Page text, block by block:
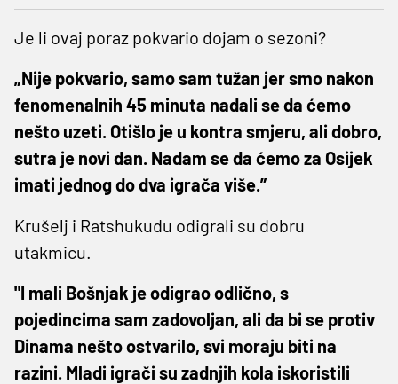
Je li ovaj poraz pokvario dojam o sezoni?
„Nije pokvario, samo sam tužan jer smo nakon
fenomenalnih 45 minuta nadali se da ćemo
nešto uzeti. Otišlo je u kontra smjeru, ali dobro,
sutra je novi dan. Nadam se da ćemo za Osijek
imati jednog do dva igrača više.”
Krušelj i Ratshukudu odigrali su dobru
utakmicu.
"I mali Bošnjak je odigrao odlično, s
pojedincima sam zadovoljan, ali da bi se protiv
Dinama nešto ostvarilo, svi moraju biti na
razini. Mladi igrači su zadnjih kola iskoristili